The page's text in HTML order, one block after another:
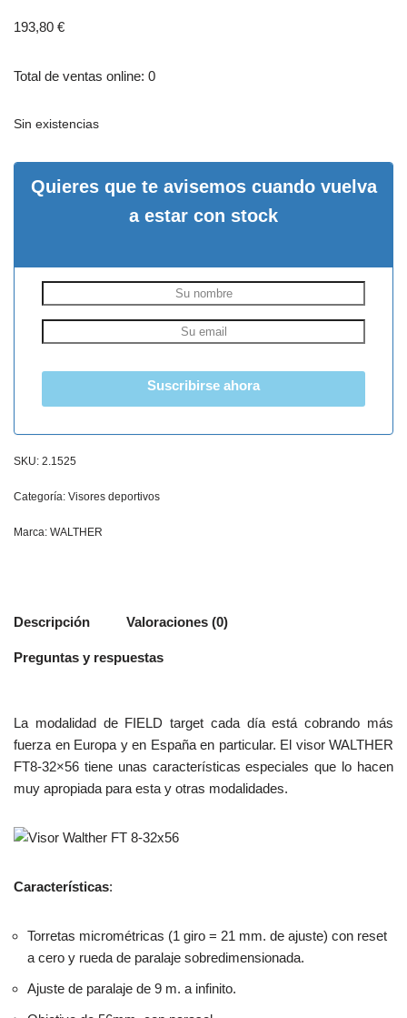
193,80 €
Total de ventas online: 0
Sin existencias
Quieres que te avisemos cuando vuelva
a estar con stock
Suscribirse ahora
SKU: 2.1525
Categoría: Visores deportivos
Marca: WALTHER
Descripción Valoraciones (0)
Preguntas y respuestas
La modalidad de FIELD target cada día está cobrando más
fuerza en Europa y en España en particular. El visor WALTHER
FT8-32×56 tiene unas características especiales que lo hacen
muy apropiada para esta y otras modalidades.
Características:
Torretas micrométricas (1 giro = 21 mm. de ajuste) con reset
a cero y rueda de pa­ralaje sobredimensionada.
Ajuste de paralaje de 9 m. a infinito.